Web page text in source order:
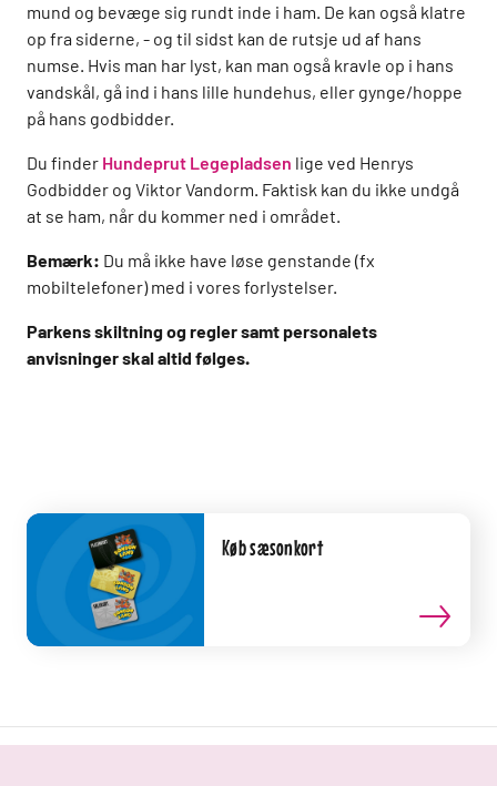
mund og bevæge sig rundt inde i ham. De kan også klatre
op fra siderne, - og til sidst kan de rutsje ud af hans
numse. Hvis man har lyst, kan man også kravle op i hans
vandskål, gå ind i hans lille hundehus, eller gynge/hoppe
på hans godbidder.
Du finder Hundeprut Legepladsen lige ved Henrys
Godbidder og Viktor Vandorm. Faktisk kan du ikke undgå
at se ham, når du kommer ned i området.
Bemærk: Du må ikke have løse genstande (fx
mobiltelefoner) med i vores forlystelser.
Parkens skiltning og regler samt personalets
anvisninger skal altid følges.
Køb sæsonkort